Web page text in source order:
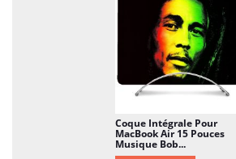
Coque Intégrale Pour
MacBook Air 15 Pouces
Musique Bob...